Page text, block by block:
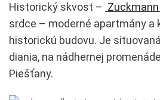
Historický skvost – Zuckmann
srdce – moderné apartmány a
historickú budovu. Je
diania, na nádhernej
Piešťany.